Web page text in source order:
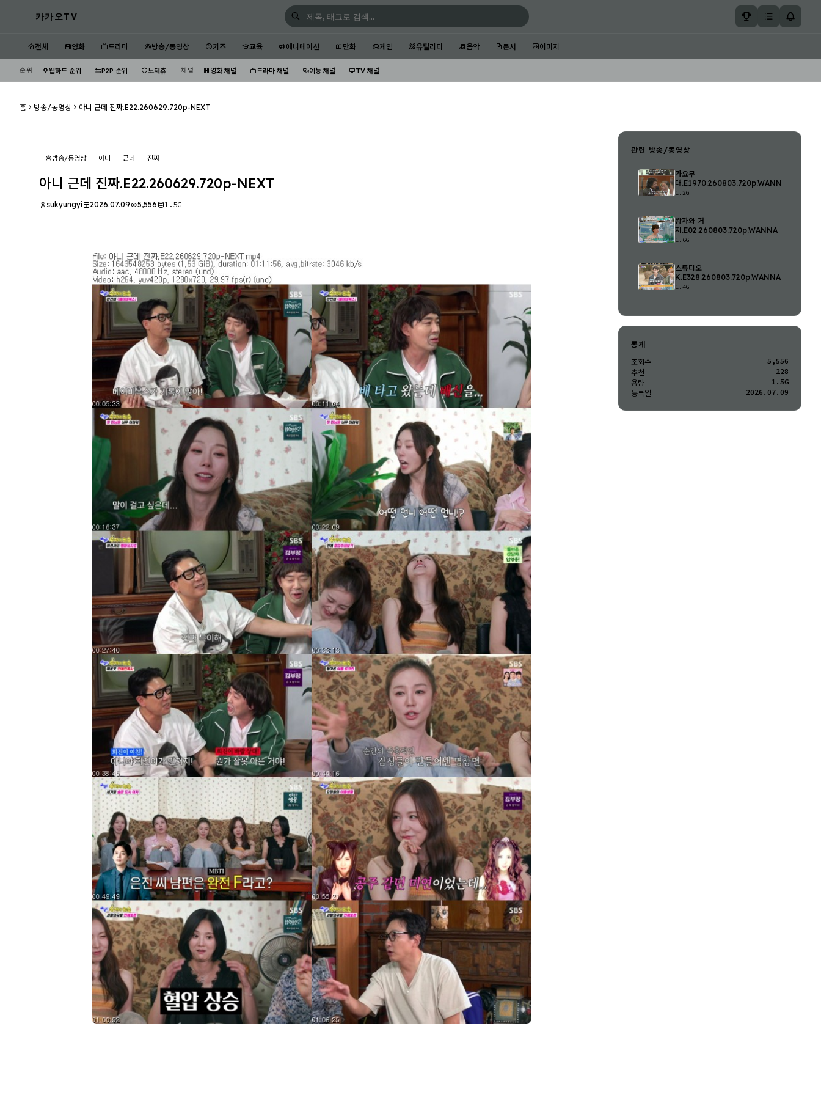
카카오TV
전체 영화 드라마 방송/동영상 키즈 교육 애니메이션 만화 게임 유틸리티 음악 문서 이미지
순위 웹하드 순위 P2P 순위 노제휴 채널 영화 채널 드라마 채널 예능 채널 TV 채널
홈 방송/동영상 아니 근데 진짜.E22.260629.720p-NEXT
방송/동영상 아니 근데 진짜
아니 근데 진짜.E22.260629.720p-NEXT
sukyungyi 2026.07.09 5,556 1.5G
관련 방송/동영상
가요무
대.E1970.260803.720p.WANNA
1.2G
왕자와 거
지.E02.260803.720p.WANNA
1.6G
스튜디오
K.E328.260803.720p.WANNA
1.4G
통계
조회수
5,556
추천
228
용량
1.5G
등록일
2026.07.09